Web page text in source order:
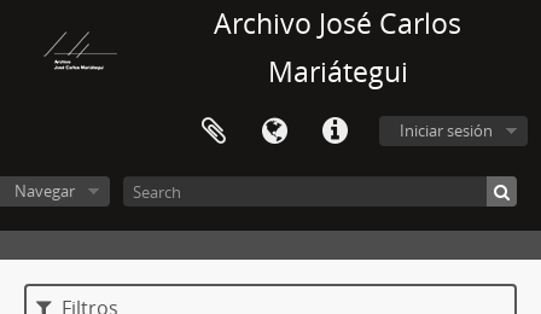
Archivo José Carlos
Mariátegui
Iniciar sesión
Navegar
Filtros